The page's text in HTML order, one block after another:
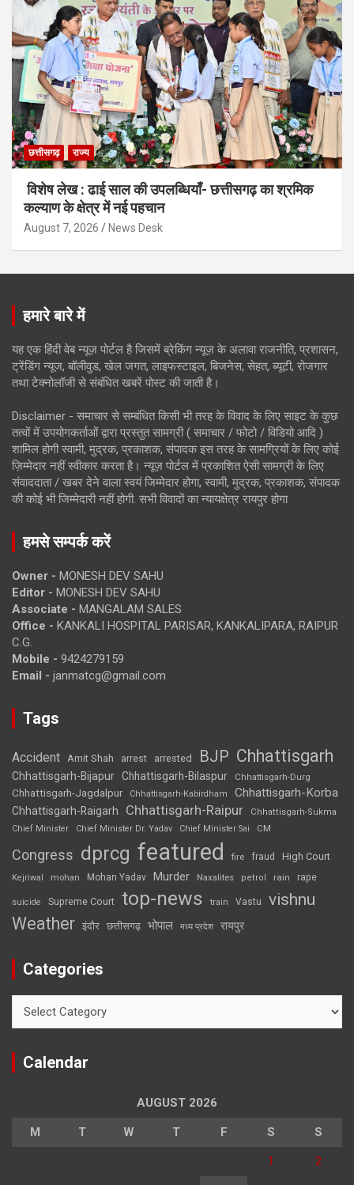
छत्तीसगढ़ राज्य
विशेष लेख : ढाई साल की उपलब्धियाँ- छत्तीसगढ़ का श्रमिक
कल्याण के क्षेत्र में नई पहचान
August 7, 2026 News Desk
हमारे बारे में
यह एक हिंदी वेब न्यूज़ पोर्टल है जिसमें ब्रेकिंग न्यूज़ के अलावा राजनीति, प्रशासन,
ट्रेंडिंग न्यूज, बॉलीवुड, खेल जगत, लाइफस्टाइल, बिजनेस, सेहत, ब्यूटी, रोजगार
तथा टेक्नोलॉजी से संबंधित खबरें पोस्ट की जाती है।
Disclaimer - समाचार से सम्बंधित किसी भी तरह के विवाद के लिए साइट के कुछ
तत्वों में उपयोगकर्ताओं द्वारा प्रस्तुत सामग्री ( समाचार / फोटो / विडियो आदि )
शामिल होगी स्वामी, मुद्रक, प्रकाशक, संपादक इस तरह के सामग्रियों के लिए कोई
ज़िम्मेदार नहीं स्वीकार करता है। न्यूज़ पोर्टल में प्रकाशित ऐसी सामग्री के लिए
संवाददाता / खबर देने वाला स्वयं जिम्मेदार होगा, स्वामी, मुद्रक, प्रकाशक, संपादक
की कोई भी जिम्मेदारी नहीं होगी. सभी विवादों का न्यायक्षेत्र रायपुर होगा
हमसे सम्पर्क करें
Owner - MONESH DEV SAHU
Editor - MONESH DEV SAHU
Associate - MANGALAM SALES
Office - KANKALI HOSPITAL PARISAR, KANKALIPARA, RAIPUR
C.G.
Mobile - 9424279159
Email - janmatcg@gmail.com
Tags
Accident Amit Shah arrest arrested BJP Chhattisgarh
Chhattisgarh-Bijapur Chhattisgarh-Bilaspur Chhattisgarh-Durg
Chhattisgarh-Jagdalpur Chhattisgarh-Kabirdham Chhattisgarh-Korba
Chhattisgarh-Raigarh Chhattisgarh-Raipur
Chhattisgarh-Sukma
Chief Minister
Chief Minister Dr. Yadav Chief Minister Sai CM
Congress dprcg featured fire fraud High Court
Kejriwal mohan Mohan Yadav Murder Naxalites petrol rain rape
suicide Supreme Court top-news train Vastu vishnu
Weather इंदौर छत्तीसगढ़ भोपाल मध्य प्रदेश रायपुर
Categories
Calendar
AUGUST 2026
M T W T F S S
1 2